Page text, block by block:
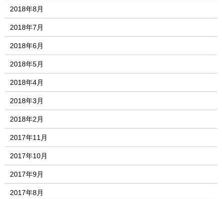
2018年8月
2018年7月
2018年6月
2018年5月
2018年4月
2018年3月
2018年2月
2017年11月
2017年10月
2017年9月
2017年8月